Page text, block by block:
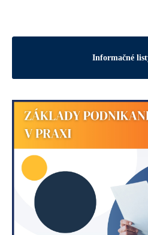
Informačné